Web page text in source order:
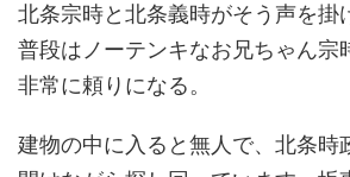
北条宗時と北条義時がそう声を掛
普段はノーテンキなお兄ちゃん宗
非常に頼りになる。
建物の中に入ると無人で、北条時